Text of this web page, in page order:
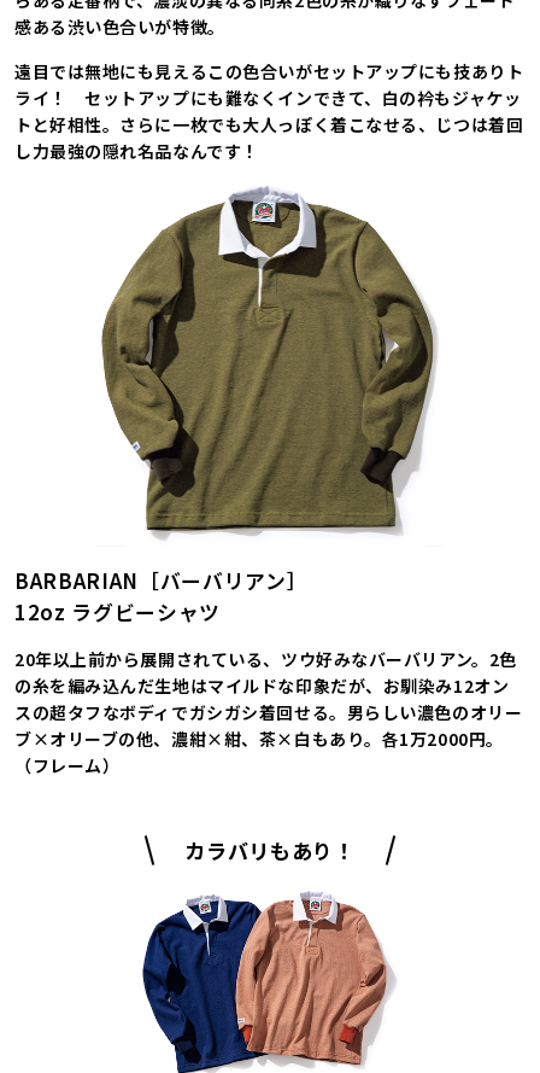
感ある渋い色合いが特徴。
遠目では無地にも見えるこの色合いがセットアップにも技ありト
ライ！ セットアップにも難なくインできて、白の衿もジャケッ
トと好相性。さらに一枚でも大人っぽく着こなせる、じつは着回
し力最強の隠れ名品なんです！
BARBARIAN［バーバリアン］
12oz ラグビーシャツ
20年以上前から展開されている、ツウ好みなバーバリアン。2色
の糸を編み込んだ生地はマイルドな印象だが、お馴染み12オン
スの超タフなボディでガシガシ着回せる。男らしい濃色のオリー
ブ×オリーブの他、濃紺×紺、茶×白もあり。各1万2000円。
（フレーム）
カラバリもあり！